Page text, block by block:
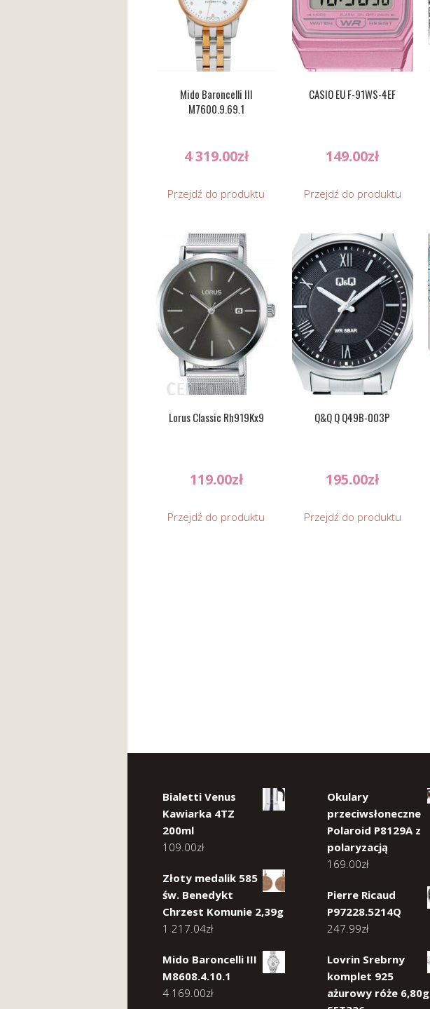
Mido Baroncelli III
M7600.9.69.1
4 319.00zł
Przejdź do produktu
CASIO EU F-91WS-4EF
149.00zł
Przejdź do produktu
Lorus Classic Rh919Kx9
119.00zł
Przejdź do produktu
Q&Q Q Q49B-003P
195.00zł
Przejdź do produktu
Bialetti Venus
Kawiarka 4TZ
200ml
109.00zł
Złoty medalik 585
św. Benedykt
Chrzest Komunie 2,39g
1 217.04zł
Mido Baroncelli III
M8608.4.10.1
4 169.00zł
Okulary
przeciwsłoneczne
Polaroid P8129A z
polaryzacją
169.00zł
Pierre Ricaud
P97228.5214Q
247.99zł
Lovrin Srebrny
komplet 925
ażurowy róże 6,80g